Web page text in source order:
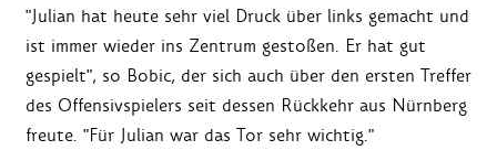
"Julian hat heute sehr viel Druck über links gemacht und
ist immer wieder ins Zentrum gestoßen. Er hat gut
gespielt", so Bobic, der sich auch über den ersten Treffer
des Offensivspielers seit dessen Rückkehr aus Nürnberg
freute. "Für Julian war das Tor sehr wichtig."